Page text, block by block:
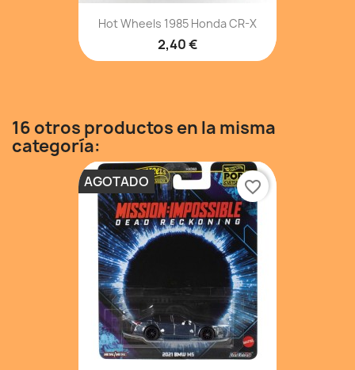
Hot Wheels 1985 Honda CR-X
2,40 €
16 otros productos en la misma
categoría:
AGOTADO favorite_border